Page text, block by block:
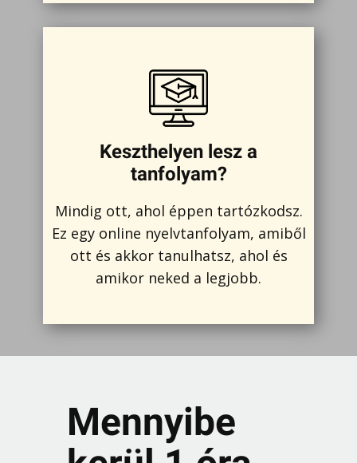
Keszthelyen lesz a
tanfolyam?
Mindig ott, ahol éppen tartózkodsz.
Ez egy online nyelvtanfolyam, amiből
ott és akkor tanulhatsz, ahol és
amikor neked a legjobb.
Mennyibe